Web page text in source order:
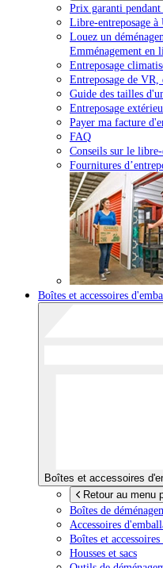
Prix garanti pendant
Libre-entreposage à
Louez un
Emménagement en
Entreposage
Entreposage de VR,
Guide des tailles
Entreposage
Payer ma facture
FAQ
Conseils sur le libre-
Fournitures
Boîtes et accessoires
Boîtes et accessoires
Retour au menu
Boîtes de
Accessoires
Boîtes et
Housses et sacs